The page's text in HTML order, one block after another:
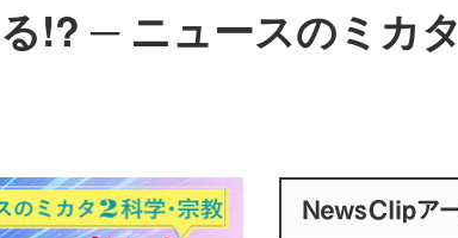
!? ─ ニュースのミカ